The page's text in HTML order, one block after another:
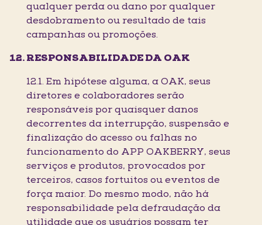
qualquer perda ou dano por qualquer
desdobramento ou resultado de tais
campanhas ou promoções.
RESPONSABILIDADE DA OAK
12.1. Em hipótese alguma, a OAK, seus
diretores e colaboradores serão
responsáveis por quaisquer danos
decorrentes da interrupção, suspensão e
finalização do acesso ou falhas no
funcionamento do APP OAKBERRY, seus
serviços e produtos, provocados por
terceiros, casos fortuitos ou eventos de
força maior. Do mesmo modo, não há
responsabilidade pela defraudação da
utilidade que os usuários possam ter